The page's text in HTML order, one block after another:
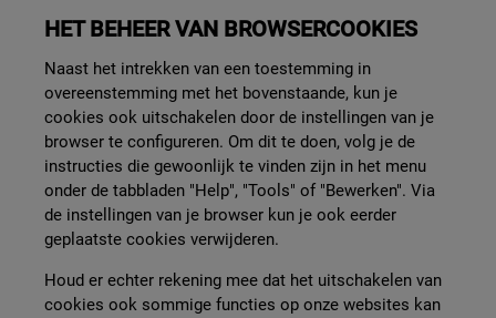
HET BEHEER VAN BROWSERCOOKIES
Naast het intrekken van een toestemming in
overeenstemming met het bovenstaande, kun je
cookies ook uitschakelen door de instellingen van je
browser te configureren. Om dit te doen, volg je de
instructies die gewoonlijk te vinden zijn in het menu
onder de tabbladen "Help", "Tools" of "Bewerken". Via
de instellingen van je browser kun je ook eerder
geplaatste cookies verwijderen.
Houd er echter rekening mee dat het uitschakelen van
cookies ook sommige functies op onze websites kan